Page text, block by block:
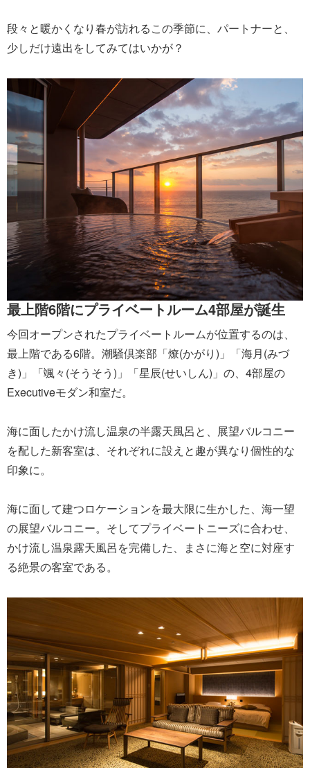
段々と暖かくなり春が訪れるこの季節に、パートナーと、
少しだけ遠出をしてみてはいかが？
最上階6階にプライベートルーム4部屋が誕生
今回オープンされたプライベートルームが位置するのは、
最上階である6階。潮騒倶楽部「燎(かがり)」「海月(みづ
き)」「颯々(そうそう)」「星辰(せいしん)」の、4部屋の
Executiveモダン和室だ。
海に面したかけ流し温泉の半露天風呂と、展望バルコニー
を配した新客室は、それぞれに設えと趣が異なり個性的な
印象に。
海に面して建つロケーションを最大限に生かした、海一望
の展望バルコニー。そしてプライベートニーズに合わせ、
かけ流し温泉露天風呂を完備した、まさに海と空に対座す
る絶景の客室である。